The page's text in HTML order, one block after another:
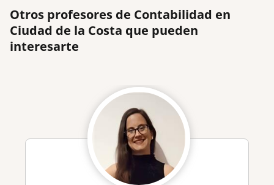
Otros profesores de Contabilidad en
Ciudad de la Costa que pueden
interesarte